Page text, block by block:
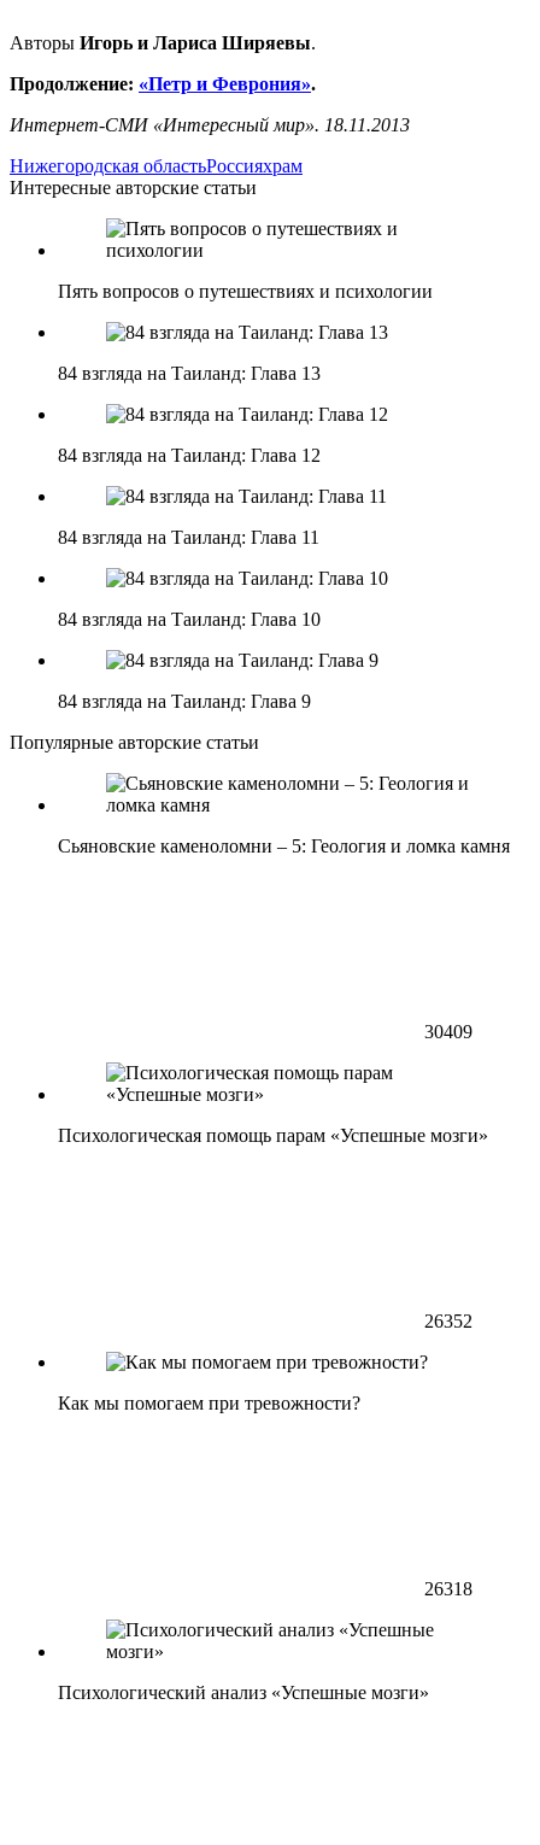
Авторы Игорь и Лариса Ширяевы.
Продолжение: «Петр и Феврония».
Интернет-СМИ «Интересный мир». 18.11.2013
Нижегородская областьРоссияхрам
Интересные авторские статьи
Пять вопросов о путешествиях и психологии
84 взгляда на Таиланд: Глава 13
84 взгляда на Таиланд: Глава 12
84 взгляда на Таиланд: Глава 11
84 взгляда на Таиланд: Глава 10
84 взгляда на Таиланд: Глава 9
Популярные авторские статьи
Сьяновские каменоломни – 5: Геология и ломка камня
30409
Психологическая помощь парам «Успешные мозги»
26352
Как мы помогаем при тревожности?
26318
Психологический анализ «Успешные мозги»